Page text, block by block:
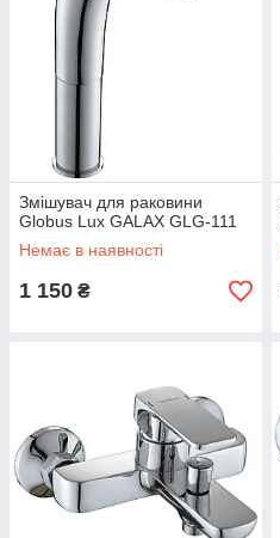
Змішувач для раковини
Globus Lux GALAX GLG-111
Немає в наявності
1 150 ₴